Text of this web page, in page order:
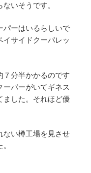
いそうです。
パーはいるらしいで
サイドクーパレッ
７分半かかるのです
ーパーがいてギネス
ました。それほど優
ない樽工場を見させ